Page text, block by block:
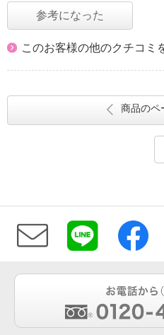
参考になった
このお客様の他のクチコミ
商品のペ